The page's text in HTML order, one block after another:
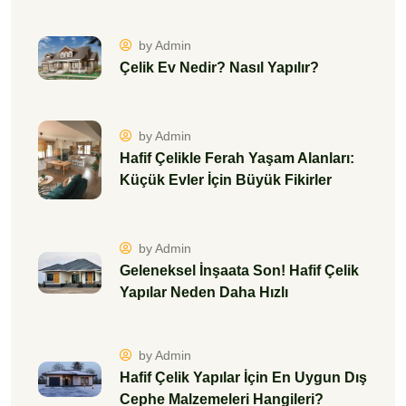
by Admin
Çelik Ev Nedir? Nasıl Yapılır?
by Admin
Hafif Çelikle Ferah Yaşam Alanları:
Küçük Evler İçin Büyük Fikirler
by Admin
Geleneksel İnşaata Son! Hafif Çelik
Yapılar Neden Daha Hızlı
by Admin
Hafif Çelik Yapılar İçin En Uygun Dış
Cephe Malzemeleri Hangileri?